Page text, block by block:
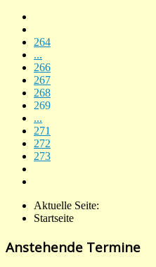
264
...
266
267
268
269
...
271
272
273
Aktuelle Seite:
Startseite
Anstehende Termine